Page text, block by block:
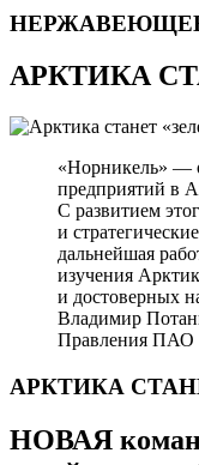
АРКТИКА
«Норникель» —
предприятий в
С развитием
и
дальнейшая
изучения
и достоверных
Владимир
Правления ПАО
АРКТИКА
НОВАЯ